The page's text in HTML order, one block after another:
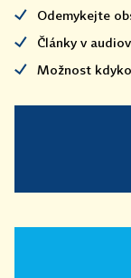
Odemykejte
Články v
Možnost